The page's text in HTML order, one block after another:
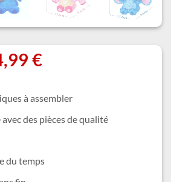
:
€.
€Le
actuel
44,99 €.
à assembler
des pièces de qualité
du temps